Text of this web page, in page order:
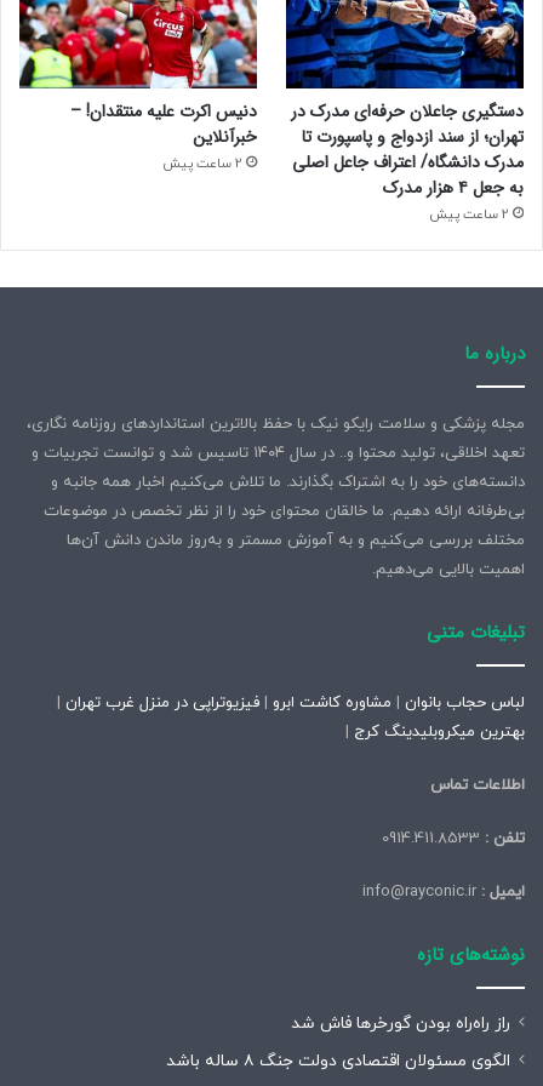
دستگیری جاعلان حرفه‌ای مدرک در
تهران؛ از سند ازدواج و پاسپورت تا
مدرک دانشگاه/ اعتراف جاعل اصلی
به جعل ۴ هزار مدرک
2 ساعت پیش
دنیس اکرت علیه منتقدان! –
خبرآنلاین
2 ساعت پیش
درباره ما
مجله پزشکی و سلامت رایکو نیک با حفظ بالاترین استانداردهای روزنامه نگاری،
تعهد اخلاقی، تولید محتوا و.. در سال ۱۴۰۴ تاسیس شد و توانست تجربیات و
دانسته‌های خود را به اشتراک بگذارند. ما تلاش می‌کنیم اخبار همه جانبه و
بی‌طرفانه ارائه دهیم. ما خالقان محتوای خود را از نظر تخصص در موضوعات
مختلف بررسی می‌کنیم و به آموزش مسمتر و به‌روز ماندن دانش آن‌ها
اهمیت بالایی می‌دهیم.
تبلیغات متنی
لباس حجاب بانوان | مشاوره کاشت ابرو | فیزیوتراپی در منزل غرب تهران |
بهترین میکروبلیدینگ کرج |
اطلاعات تماس
تلفن :
ایمیل :
نوشته‌های تازه
راز راه‌راه بودن گورخرها فاش شد
الگوی مسئولان اقتصادی دولت جنگ ۸ ساله باشد